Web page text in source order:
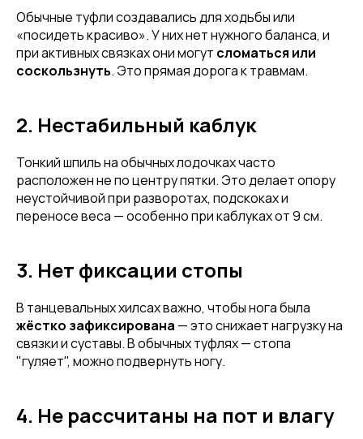
Обычные туфли создавались для ходьбы или
«посидеть красиво». У них нет нужного баланса, и
при активных связках они могут сломаться или
соскользнуть. Это прямая дорога к травмам.
2. Нестабильный каблук
Тонкий шпиль на обычных лодочках часто
расположен не по центру пятки. Это делает опору
неустойчивой при разворотах, подскоках и
переносе веса — особенно при каблуках от 9 см.
3. Нет фиксации стопы
В танцевальных хилсах важно, чтобы нога была
жёстко зафиксирована — это снижает нагрузку на
связки и суставы. В обычных туфлях — стопа
"гуляет", можно подвернуть ногу.
4. Не рассчитаны на пот и влагу